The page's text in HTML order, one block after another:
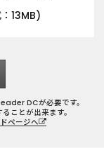
13MB)
DCが必要です。
ことが出来ます。
ページへ